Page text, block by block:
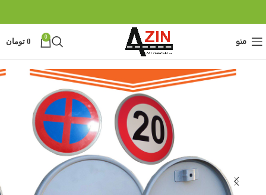
منو 0
0 تومان